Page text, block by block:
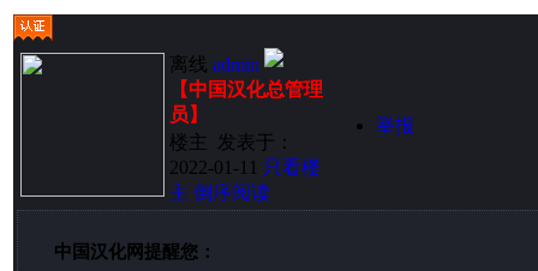
离线 admin
【中国汉化总管理
员】
楼主
发表于：
2022-01-11 只看楼
主 倒序阅读
举报
中国汉化网提醒您：